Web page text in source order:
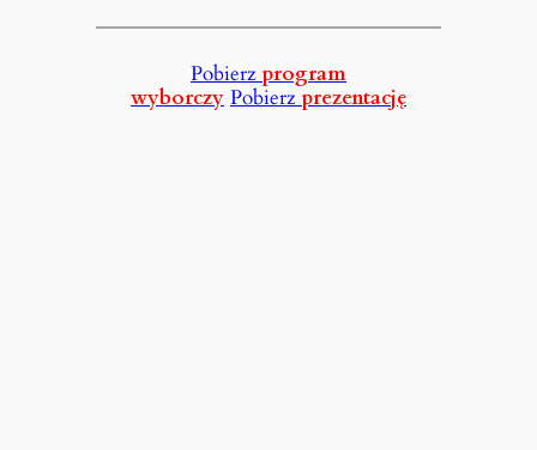
Pobierz program
wyborczy Pobierz prezentację